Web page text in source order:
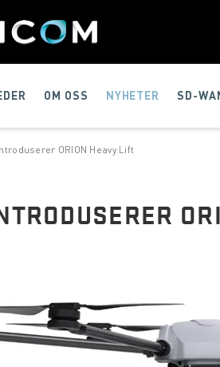
OM OSS NYHETER SD-
ORION Heavy Lift